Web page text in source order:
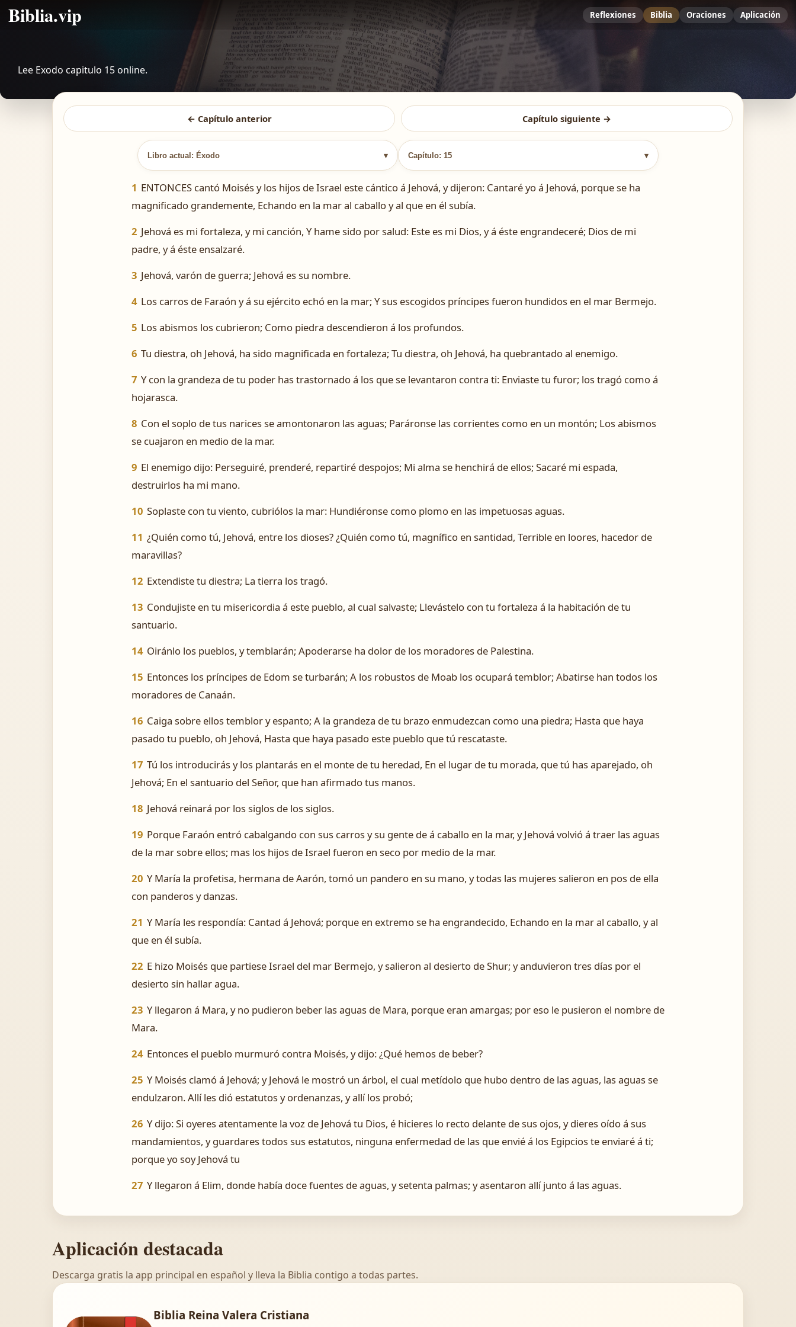
Biblia.vip Reflexiones Biblia Oraciones Aplicación
Lee Exodo capitulo 15 online.
← Capítulo anterior Capítulo siguiente →
Libro actual: Éxodo ▾ Capítulo: 15 ▾
1 ENTONCES cantó Moisés y los hijos de Israel este cántico á Jehová, y dijeron: Cantaré yo á Jehová, porque se ha
magnificado grandemente, Echando en la mar al caballo y al que en él subía.
2 Jehová es mi fortaleza, y mi canción, Y hame sido por salud: Este es mi Dios, y á éste engrandeceré; Dios de mi
padre, y á éste ensalzaré.
3 Jehová, varón de guerra; Jehová es su nombre.
4 Los carros de Faraón y á su ejército echó en la mar; Y sus escogidos príncipes fueron hundidos en el mar Bermejo.
5 Los abismos los cubrieron; Como piedra descendieron á los profundos.
6 Tu diestra, oh Jehová, ha sido magnificada en fortaleza; Tu diestra, oh Jehová, ha quebrantado al enemigo.
7 Y con la grandeza de tu poder has trastornado á los que se levantaron contra ti: Enviaste tu furor; los tragó como á
hojarasca.
8 Con el soplo de tus narices se amontonaron las aguas; Paráronse las corrientes como en un montón; Los abismos
se cuajaron en medio de la mar.
9 El enemigo dijo: Perseguiré, prenderé, repartiré despojos; Mi alma se henchirá de ellos; Sacaré mi espada,
destruirlos ha mi mano.
10 Soplaste con tu viento, cubriólos la mar: Hundiéronse como plomo en las impetuosas aguas.
11 ¿Quién como tú, Jehová, entre los dioses? ¿Quién como tú, magnífico en santidad, Terrible en loores, hacedor de
maravillas?
12 Extendiste tu diestra; La tierra los tragó.
13 Condujiste en tu misericordia á este pueblo, al cual salvaste; Llevástelo con tu fortaleza á la habitación de tu
santuario.
14 Oiránlo los pueblos, y temblarán; Apoderarse ha dolor de los moradores de Palestina.
15 Entonces los príncipes de Edom se turbarán; A los robustos de Moab los ocupará temblor; Abatirse han todos los
moradores de Canaán.
16 Caiga sobre ellos temblor y espanto; A la grandeza de tu brazo enmudezcan como una piedra; Hasta que haya
pasado tu pueblo, oh Jehová, Hasta que haya pasado este pueblo que tú rescataste.
17 Tú los introducirás y los plantarás en el monte de tu heredad, En el lugar de tu morada, que tú has aparejado, oh
Jehová; En el santuario del Señor, que han afirmado tus manos.
18 Jehová reinará por los siglos de los siglos.
19 Porque Faraón entró cabalgando con sus carros y su gente de á caballo en la mar, y Jehová volvió á traer las aguas
de la mar sobre ellos; mas los hijos de Israel fueron en seco por medio de la mar.
20 Y María la profetisa, hermana de Aarón, tomó un pandero en su mano, y todas las mujeres salieron en pos de ella
con panderos y danzas.
21 Y María les respondía: Cantad á Jehová; porque en extremo se ha engrandecido, Echando en la mar al caballo, y al
que en él subía.
22 E hizo Moisés que partiese Israel del mar Bermejo, y salieron al desierto de Shur; y anduvieron tres días por el
desierto sin hallar agua.
23 Y llegaron á Mara, y no pudieron beber las aguas de Mara, porque eran amargas; por eso le pusieron el nombre de
Mara.
24 Entonces el pueblo murmuró contra Moisés, y dijo: ¿Qué hemos de beber?
25 Y Moisés clamó á Jehová; y Jehová le mostró un árbol, el cual metídolo que hubo dentro de las aguas, las aguas se
endulzaron. Allí les dió estatutos y ordenanzas, y allí los probó;
26 Y dijo: Si oyeres atentamente la voz de Jehová tu Dios, é hicieres lo recto delante de sus ojos, y dieres oído á sus
mandamientos, y guardares todos sus estatutos, ninguna enfermedad de las que envié á los Egipcios te enviaré á ti;
porque yo soy Jehová tu
27 Y llegaron á Elim, donde había doce fuentes de aguas, y setenta palmas; y asentaron allí junto á las aguas.
Aplicación destacada
Descarga gratis la app principal en español y lleva la Biblia contigo a todas partes.
Biblia Reina Valera Cristiana